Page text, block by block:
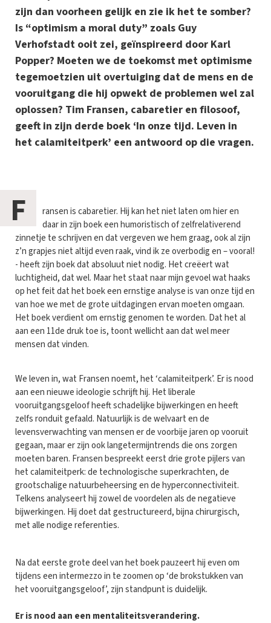
zijn dan voorheen gelijk en zie ik het te somber?
Is “optimism a moral duty” zoals Guy
Verhofstadt ooit zei, geïnspireerd door Karl
Popper? Moeten we de toekomst met optimisme
tegemoetzien uit overtuiging dat de mens en de
vooruitgang die hij opwekt de problemen wel zal
oplossen? Tim Fransen, cabaretier en filosoof,
geeft in zijn derde boek ‘In onze tijd. Leven in
het calamiteitperk’ een antwoord op die vragen.
F
ransen is cabaretier. Hij kan het niet laten om hier en
daar in zijn boek een humoristisch of zelfrelativerend
zinnetje te schrijven en dat vergeven we hem graag, ook al zijn
z’n grapjes niet altijd even raak, vind ik ze overbodig en – vooral!
- heeft zijn boek dat absoluut niet nodig. Het creëert wat
luchtigheid, dat wel. Maar het staat naar mijn gevoel wat haaks
op het feit dat het boek een ernstige analyse is van onze tijd en
van hoe we met de grote uitdagingen ervan moeten omgaan.
Het boek verdient om ernstig genomen te worden. Dat het al
aan een 11de druk toe is, toont wellicht aan dat wel meer
mensen dat vinden.
We leven in, wat Fransen noemt, het ‘calamiteitperk’. Er is nood
aan een nieuwe ideologie schrijft hij. Het liberale
vooruitgangsgeloof heeft schadelijke bijwerkingen en heeft
zelfs ronduit gefaald. Natuurlijk is de welvaart en de
levensverwachting van mensen er de voorbije jaren op vooruit
gegaan, maar er zijn ook langetermijntrends die ons zorgen
moeten baren. Fransen bespreekt eerst drie grote pijlers van
het calamiteitperk: de technologische superkrachten, de
grootschalige natuurbeheersing en de hyperconnectiviteit.
Telkens analyseert hij zowel de voordelen als de negatieve
bijwerkingen. Hij doet dat gestructureerd, bijna chirurgisch,
met alle nodige referenties.
Na dat eerste grote deel van het boek pauzeert hij even om
tijdens een intermezzo in te zoomen op ‘de brokstukken van
het vooruitgangsgeloof’, zijn standpunt is duidelijk.
Er is nood aan een mentaliteitsverandering.